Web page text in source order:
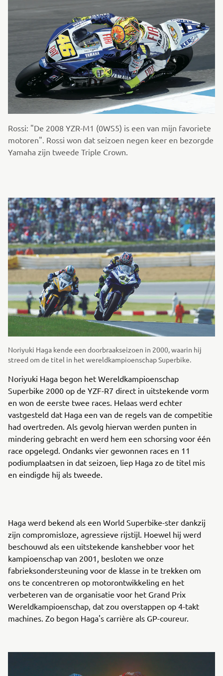
Rossi: "De 2008 YZR-M1 (0WS5) is een van mijn favoriete
motoren". Rossi won dat seizoen negen keer en bezorgde
Yamaha zijn tweede Triple Crown.
Noriyuki Haga kende een doorbraakseizoen in 2000, waarin hij
streed om de titel in het wereldkampioenschap Superbike.
Noriyuki Haga begon het Wereldkampioenschap
Superbike 2000 op de YZF-R7 direct in uitstekende vorm
en won de eerste twee races. Helaas werd echter
vastgesteld dat Haga een van de regels van de competitie
had overtreden. Als gevolg hiervan werden punten in
mindering gebracht en werd hem een schorsing voor één
race opgelegd. Ondanks vier gewonnen races en 11
podiumplaatsen in dat seizoen, liep Haga zo de titel mis
en eindigde hij als tweede.
Haga werd bekend als een World Superbike-ster dankzij
zijn compromisloze, agressieve rijstijl. Hoewel hij werd
beschouwd als een uitstekende kanshebber voor het
kampioenschap van 2001, besloten we onze
fabrieksondersteuning voor de klasse in te trekken om
ons te concentreren op motorontwikkeling en het
verbeteren van de organisatie voor het Grand Prix
Wereldkampioenschap, dat zou overstappen op 4-takt
machines. Zo begon Haga's carrière als GP-coureur.